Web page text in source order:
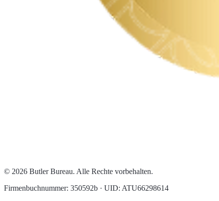
© 2026 Butler Bureau. Alle Rechte vorbehalten.
Firmenbuchnummer: 350592b · UID: ATU66298614